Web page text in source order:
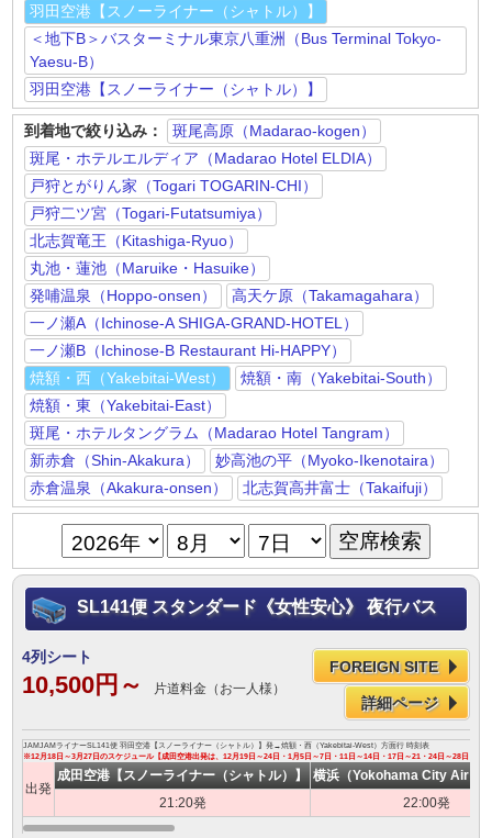
羽田空港【スノーライナー（シャトル）】
＜地下B＞バスターミナル東京八重洲（Bus Terminal Tokyo-
Yaesu-B）
羽田空港【スノーライナー（シャトル）】
到着地で絞り込み：
斑尾高原（Madarao-kogen）
斑尾・ホテルエルディア（Madarao Hotel ELDIA）
戸狩とがりん家（Togari TOGARIN-CHI）
戸狩二ツ宮（Togari-Futatsumiya）
北志賀竜王（Kitashiga-Ryuo）
丸池・蓮池（Maruike・Hasuike）
発哺温泉（Hoppo-onsen）
高天ケ原（Takamagahara）
一ノ瀬A（Ichinose-A SHIGA-GRAND-HOTEL）
一ノ瀬B（Ichinose-B Restaurant Hi-HAPPY）
焼額・西（Yakebitai-West）
焼額・南（Yakebitai-South）
焼額・東（Yakebitai-East）
斑尾・ホテルタングラム（Madarao Hotel Tangram）
新赤倉（Shin-Akakura）
妙高池の平（Myoko-Ikenotaira）
赤倉温泉（Akakura-onsen）
北志賀高井富士（Takaifuji）
SL141便 スタンダード《女性安心》 夜行バス
4列シート
10,500円～ 片道料金（お一人様）
FOREIGN SITE
詳細ページ
JAMJAMライナーSL141便 羽田空港【スノーライナー（シャトル）】発→焼額・西（Yakebitai-West）方面行 時刻表
※12月18日～3月27日のスケジュール【成田空港出発は、12月19日～24日・1月5日～7日・11日～14日・17日～21・24日～28日・3月
出発
成田空港【スノーライナー（シャトル）】
横浜（Yokohama City Air
21:20発
22:00発